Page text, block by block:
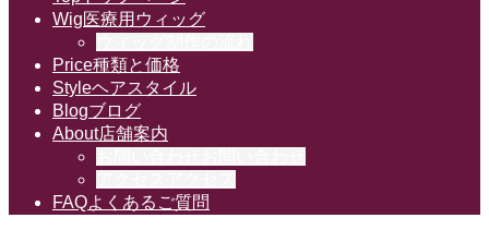
Wig医療用ウィッグ
Price種類と価格
Styleヘアスタイル
Blogブログ
About店舗案内
FAQよくあるご質問